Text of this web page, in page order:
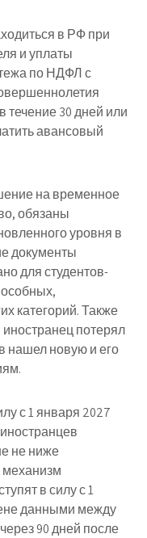
в РФ при
и уплаты
по НДФЛ с
течение 30 дней или
авансовый
на временное
обязаны
уровня в
документы
для студентов-
категорий. Также
потерял
нашел новую и его
с 1 января 2027
не ниже
в силу с 1
данными между
90 дней после